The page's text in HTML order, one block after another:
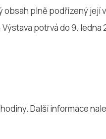
plně podřízený její
potrvá do 9. ledna
Další informace